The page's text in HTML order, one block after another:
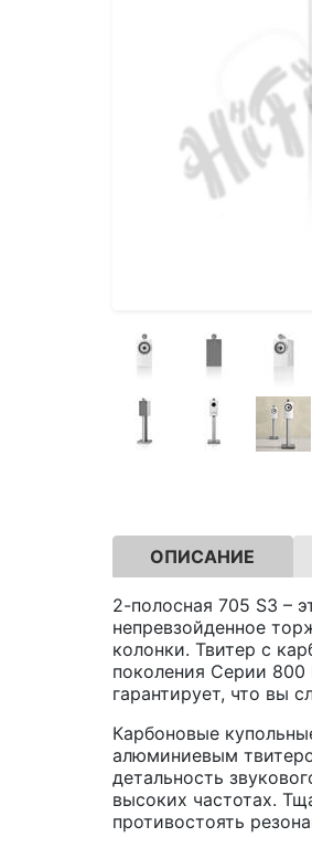
ОПИСАНИЕ
2-полосная 705 S3 –
непревзойденное
колонки. Твитер с
поколения Серии
гарантирует, что вы
Карбоновые
алюминиевым
детальность
высоких частотах.
противостоять